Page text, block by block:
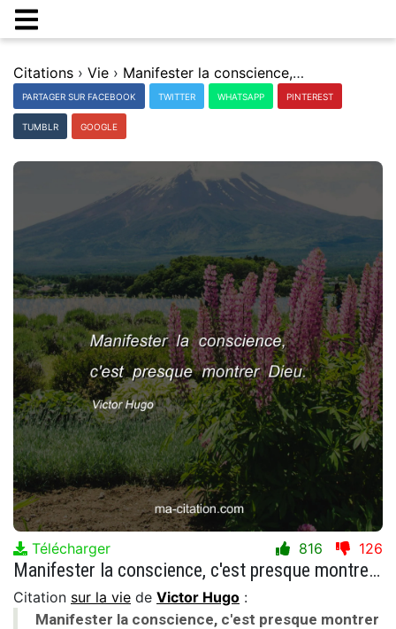
Citations › Vie › Manifester la conscience, c'est presque montrer Dieu.
PARTAGER SUR FACEBOOK TWITTER WHATSAPP PINTEREST
TUMBLR GOOGLE
Télécharger 816 126
Manifester la conscience, c'est presque montrer Dieu.
Citation sur la vie de Victor Hugo :
Manifester la conscience, c'est presque montrer